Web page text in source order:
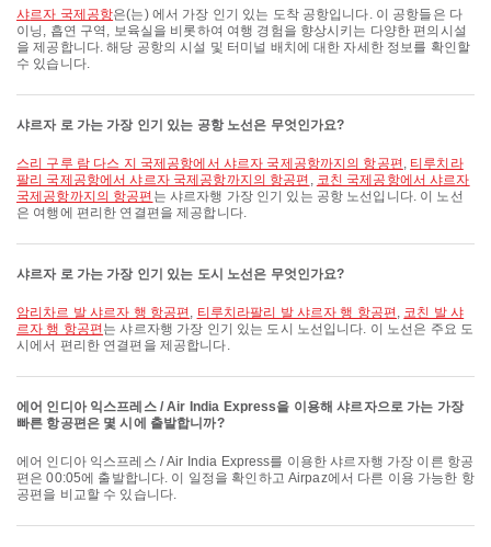
샤르자 국제공항은(는) 에서 가장 인기 있는 도착 공항입니다. 이 공항들은 다
이닝, 흡연 구역, 보육실을 비롯하여 여행 경험을 향상시키는 다양한 편의시설
을 제공합니다. 해당 공항의 시설 및 터미널 배치에 대한 자세한 정보를 확인할
수 있습니다.
샤르자 로 가는 가장 인기 있는 공항 노선은 무엇인가요?
스리 구루 람 다스 지 국제공항에서 샤르자 국제공항까지의 항공편 , 티루치라
팔리 국제공항에서 샤르자 국제공항까지의 항공편 , 코친 국제공항에서 샤르자
국제공항까지의 항공편 는 샤르자행 가장 인기 있는 공항 노선입니다. 이 노선
은 여행에 편리한 연결편을 제공합니다.
샤르자 로 가는 가장 인기 있는 도시 노선은 무엇인가요?
암리차르 발 샤르자 행 항공편 , 티루치라팔리 발 샤르자 행 항공편 , 코친 발 샤
르자 행 항공편 는 샤르자행 가장 인기 있는 도시 노선입니다. 이 노선은 주요 도
시에서 편리한 연결편을 제공합니다.
에어 인디아 익스프레스 / Air India Express을 이용해 샤르자으로 가는 가장
빠른 항공편은 몇 시에 출발합니까?
에어 인디아 익스프레스 / Air India Express를 이용한 샤르자행 가장 이른 항공
편은 00:05에 출발합니다. 이 일정을 확인하고 Airpaz에서 다른 이용 가능한 항
공편을 비교할 수 있습니다.